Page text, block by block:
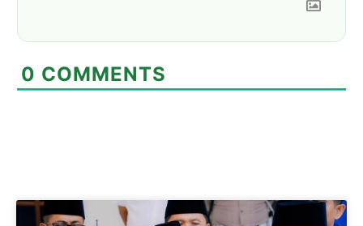
0 COMMENTS